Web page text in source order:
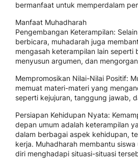
bermanfaat untuk memperdalam
Manfaat Muhadharah
Pengembangan Keterampilan:
berbicara, muhadarah juga
mengasah keterampilan lain seperti
menyusun argumen, dan
Mempromosikan Nilai-Nilai Positif:
memuat materi-materi yang
seperti kejujuran, tanggung jawab,
Persiapan Kehidupan Nyata:
depan umum adalah keterampilan
dalam berbagai aspek kehidupan,
kerja. Muhadharah membantu
diri menghadapi situasi-situasi